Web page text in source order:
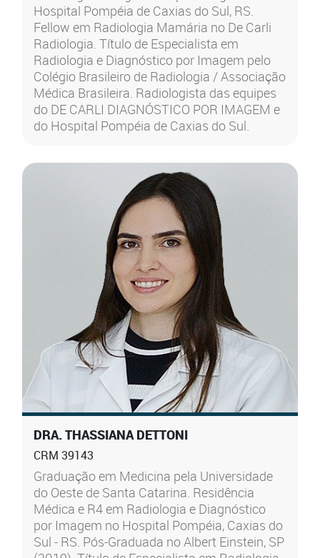
Hospital Pompéia de Caxias do Sul, RS.
Fellow em Radiologia Mamária no De Carli
Radiologia. Título de Especialista em
Radiologia e Diagnóstico por Imagem pelo
Colégio Brasileiro de Radiologia / Associação
Médica Brasileira. Radiologista das equipes
do DE CARLI DIAGNÓSTICO POR IMAGEM e
do Hospital Pompéia de Caxias do Sul.
DRA. THASSIANA DETTONI
CRM 39143
Graduação em Medicina pela Universidade
do Oeste de Santa Catarina. Residência
Médica e R4 em Radiologia e Diagnóstico
por Imagem no Hospital Pompéia, Caxias do
Sul - RS. Pós-Graduada no Albert Einstein, SP